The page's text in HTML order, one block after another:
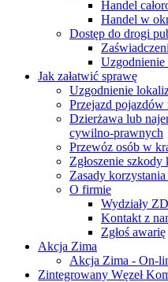
Handel
Handel w
Dostęp do drogi
Jak załatwić sprawę
Uzgodnienie
Przejazd
Dzierżawa lub
cywilno-prawnych
Przewóz osób w
Zgłoszenie
Zasady
O firmie
Wydziały
Kontakt z
Zgłoś awarię
Akcja Zima
Akcja Zima - On-
Zintegrowany Węzeł